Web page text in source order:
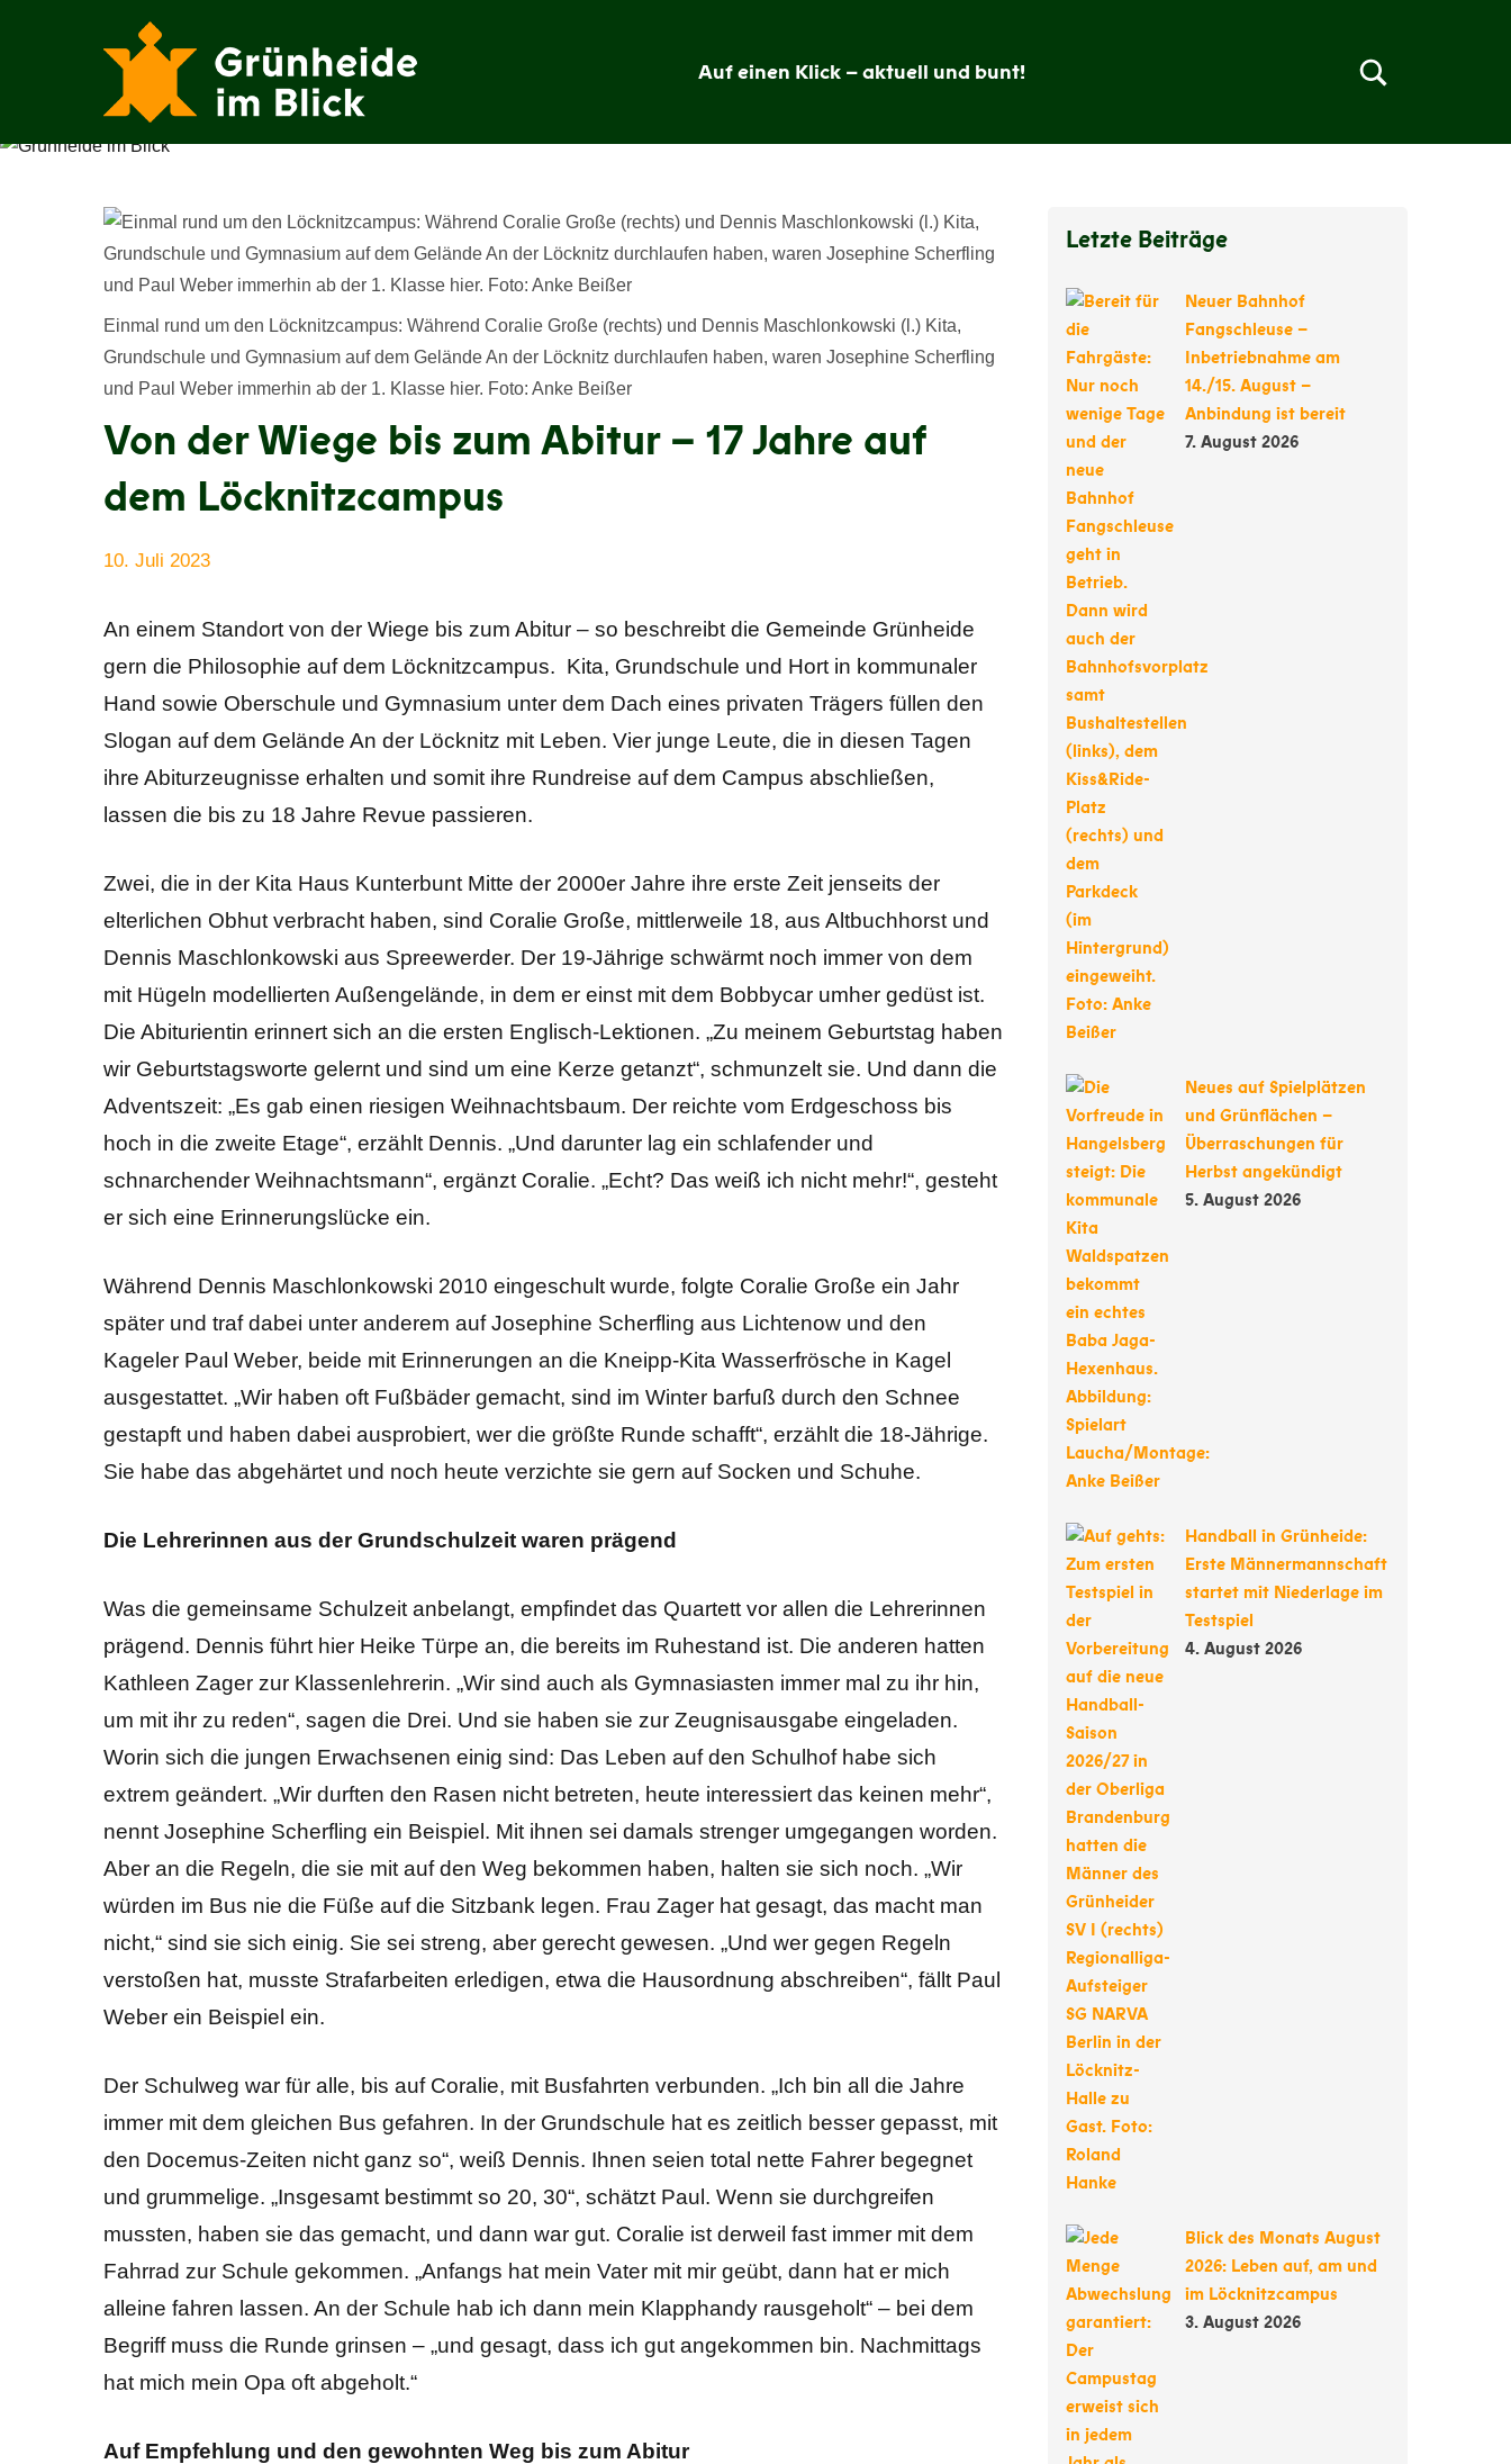
im
Blick
Auf einen Klick – aktuell und bunt!
Einmal rund um den Löcknitzcampus: Während Coralie Große (rechts) und Dennis Maschlonkowski (l.) Kita,
Grundschule und Gymnasium auf dem Gelände An der Löcknitz durchlaufen haben, waren Josephine Scherfling
und Paul Weber immerhin ab der 1. Klasse hier. Foto: Anke Beißer
Von der Wiege bis zum Abitur – 17 Jahre auf
dem Löcknitzcampus
10. Juli 2023
An einem Standort von der Wiege bis zum Abitur – so beschreibt die Gemeinde Grünheide
gern die Philosophie auf dem Löcknitzcampus. Kita, Grundschule und Hort in kommunaler
Hand sowie Oberschule und Gymnasium unter dem Dach eines privaten Trägers füllen den
Slogan auf dem Gelände An der Löcknitz mit Leben. Vier junge Leute, die in diesen Tagen
ihre Abiturzeugnisse erhalten und somit ihre Rundreise auf dem Campus abschließen,
lassen die bis zu 18 Jahre Revue passieren.
Zwei, die in der Kita Haus Kunterbunt Mitte der 2000er Jahre ihre erste Zeit jenseits der
elterlichen Obhut verbracht haben, sind Coralie Große, mittlerweile 18, aus Altbuchhorst und
Dennis Maschlonkowski aus Spreewerder. Der 19-Jährige schwärmt noch immer von dem
mit Hügeln modellierten Außengelände, in dem er einst mit dem Bobbycar umher gedüst ist.
Die Abiturientin erinnert sich an die ersten Englisch-Lektionen. „Zu meinem Geburtstag haben
wir Geburtstagsworte gelernt und sind um eine Kerze getanzt“, schmunzelt sie. Und dann die
Adventszeit: „Es gab einen riesigen Weihnachtsbaum. Der reichte vom Erdgeschoss bis
hoch in die zweite Etage“, erzählt Dennis. „Und darunter lag ein schlafender und
schnarchender Weihnachtsmann“, ergänzt Coralie. „Echt? Das weiß ich nicht mehr!“, gesteht
er sich eine Erinnerungslücke ein.
Während Dennis Maschlonkowski 2010 eingeschult wurde, folgte Coralie Große ein Jahr
später und traf dabei unter anderem auf Josephine Scherfling aus Lichtenow und den
Kageler Paul Weber, beide mit Erinnerungen an die Kneipp-Kita Wasserfrösche in Kagel
ausgestattet. „Wir haben oft Fußbäder gemacht, sind im Winter barfuß durch den Schnee
gestapft und haben dabei ausprobiert, wer die größte Runde schafft“, erzählt die 18-Jährige.
Sie habe das abgehärtet und noch heute verzichte sie gern auf Socken und Schuhe.
Die Lehrerinnen aus der Grundschulzeit waren prägend
Was die gemeinsame Schulzeit anbelangt, empfindet das Quartett vor allen die Lehrerinnen
prägend. Dennis führt hier Heike Türpe an, die bereits im Ruhestand ist. Die anderen hatten
Kathleen Zager zur Klassenlehrerin. „Wir sind auch als Gymnasiasten immer mal zu ihr hin,
um mit ihr zu reden“, sagen die Drei. Und sie haben sie zur Zeugnisausgabe eingeladen.
Worin sich die jungen Erwachsenen einig sind: Das Leben auf den Schulhof habe sich
extrem geändert. „Wir durften den Rasen nicht betreten, heute interessiert das keinen mehr“,
nennt Josephine Scherfling ein Beispiel. Mit ihnen sei damals strenger umgegangen worden.
Aber an die Regeln, die sie mit auf den Weg bekommen haben, halten sie sich noch. „Wir
würden im Bus nie die Füße auf die Sitzbank legen. Frau Zager hat gesagt, das macht man
nicht,“ sind sie sich einig. Sie sei streng, aber gerecht gewesen. „Und wer gegen Regeln
verstoßen hat, musste Strafarbeiten erledigen, etwa die Hausordnung abschreiben“, fällt Paul
Weber ein Beispiel ein.
Der Schulweg war für alle, bis auf Coralie, mit Busfahrten verbunden. „Ich bin all die Jahre
immer mit dem gleichen Bus gefahren. In der Grundschule hat es zeitlich besser gepasst, mit
den Docemus-Zeiten nicht ganz so“, weiß Dennis. Ihnen seien total nette Fahrer begegnet
und grummelige. „Insgesamt bestimmt so 20, 30“, schätzt Paul. Wenn sie durchgreifen
mussten, haben sie das gemacht, und dann war gut. Coralie ist derweil fast immer mit dem
Fahrrad zur Schule gekommen. „Anfangs hat mein Vater mit mir geübt, dann hat er mich
alleine fahren lassen. An der Schule hab ich dann mein Klapphandy rausgeholt“ – bei dem
Begriff muss die Runde grinsen – „und gesagt, dass ich gut angekommen bin. Nachmittags
hat mich mein Opa oft abgeholt.“
Auf Empfehlung und den gewohnten Weg bis zum Abitur
Letzte Beiträge
Neuer Bahnhof
Fangschleuse –
Inbetriebnahme am
14./15. August –
Anbindung ist bereit
7. August 2026
Neues auf Spielplätzen
und Grünflächen –
Überraschungen für
Herbst angekündigt
5. August 2026
Handball in Grünheide:
Erste Männermannschaft
startet mit Niederlage im
Testspiel
4. August 2026
Blick des Monats August
2026: Leben auf, am und
im Löcknitzcampus
3. August 2026